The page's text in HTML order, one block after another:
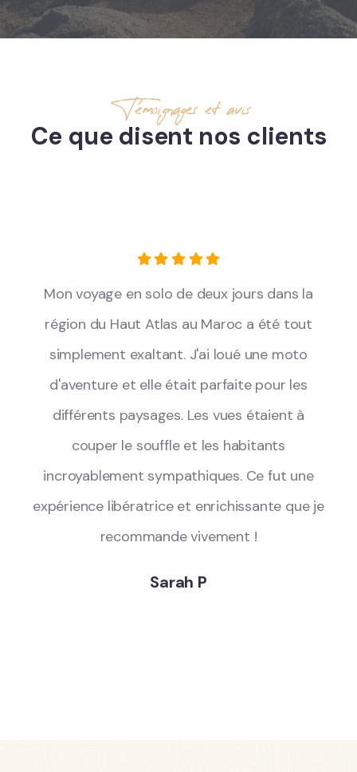
Témoignages et avis
Ce que disent nos clients
Mon voyage en solo de deux jours dans la
région du Haut Atlas au Maroc a été tout
simplement exaltant. J'ai loué une moto
d'aventure et elle était parfaite pour les
différents paysages. Les vues étaient à
couper le souffle et les habitants
incroyablement sympathiques. Ce fut une
expérience libératrice et enrichissante que je
recommande vivement !
Sarah P